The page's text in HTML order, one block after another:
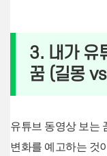
3. 내가 유
꿈 (길몽
유튜브 동영상 보는
변화를 예고하는 것